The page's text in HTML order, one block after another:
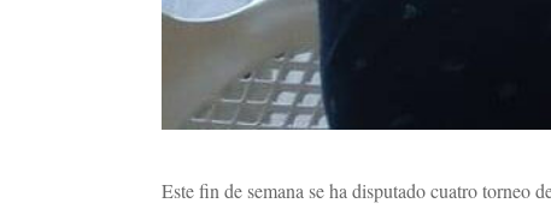
Este fin de semana se ha disputado cuatro